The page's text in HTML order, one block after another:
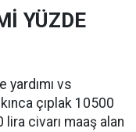
YÜZDE
vs
çıplak 10500
lira civarı maaş alan